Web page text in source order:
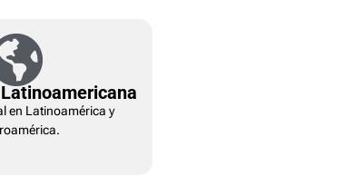
en Latinoamérica y